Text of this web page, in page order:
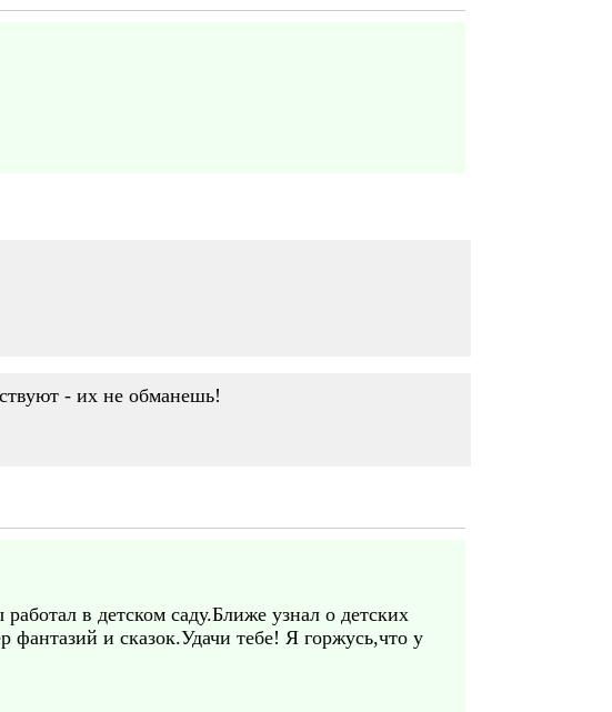
- их не обманешь!
в детском саду.Ближе узнал о детских
и сказок.Удачи тебе! Я горжусь,что у